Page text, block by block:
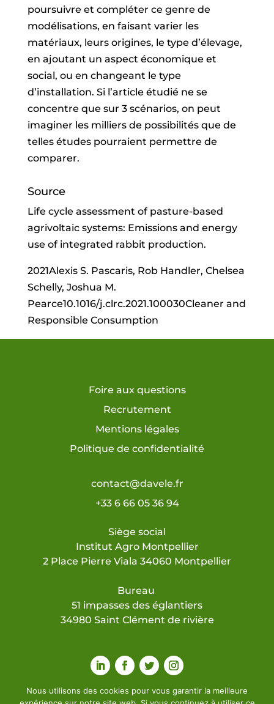
poursuivre et compléter ce genre de
modélisations, en faisant varier les
matériaux, leurs origines, le type d’élevage,
en ajoutant un aspect économique et
social, ou en changeant le type
d’installation. Si l’article étudié ne se
concentre que sur 3 scénarios, on peut
imaginer les milliers de possibilités que de
telles études pourraient permettre de
comparer.
Source
Life cycle assessment of pasture-based
agrivoltaic systems: Emissions and energy
use of integrated rabbit production.
2021Alexis S. Pascaris, Rob Handler, Chelsea
Schelly, Joshua M.
Pearce10.1016/j.clrc.2021.100030Cleaner and
Responsible Consumption
Foire aux questions
Recrutement
Mentions légales
Politique de confidentialité
contact@davele.fr
+33 6 66 05 36 94
Siège social
Institut Agro Montpellier
2 Place Pierre Viala 34060 Montpellier
Bureau
51 impasses des églantiers
34980 Saint Clément de rivière
Nous utilisons des cookies pour vous garantir la meilleure